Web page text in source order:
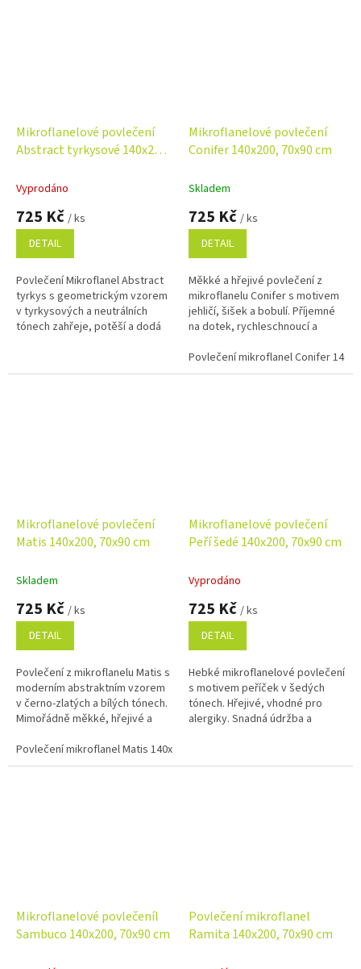
Mikroflanelové povlečení
Abstract tyrkysové 140x200,
Vyprodáno
725 Kč / ks
DETAIL
Povlečení Mikroflanel Abstract
tyrkys s geometrickým vzorem
v tyrkysových a neutrálních
tónech zahřeje, potěší a dodá
Mikroflanelové povlečení
Conifer 140x200, 70x90 cm
Skladem
725 Kč / ks
DETAIL
Měkké a hřejivé povlečení z
mikroflanelu Conifer s motivem
jehličí, šišek a bobulí. Příjemné
na dotek, rychleschnoucí a
zimního období.
Povlečení mikroflanel Conifer
Mikroflanelové povlečení
Matis 140x200, 70x90 cm
Skladem
725 Kč / ks
DETAIL
Povlečení z mikroflanelu Matis s
moderním abstraktním vzorem
v černo‑zlatých a bílých tónech.
Mimořádně měkké, hřejivé a
Rychleschnoucí materiál
vhodný...
Povlečení mikroflanel Matis 140x200, 70x90 cm
Mikroflanelové povlečení
Peří šedé 140x200, 70x90 cm
Vyprodáno
725 Kč / ks
DETAIL
Hebké mikroflanelové povlečení
s motivem peříček v šedých
tónech. Hřejivé, vhodné pro
alergiky. Snadná údržba a
je...
Mikroflanelové povlečeníl
Sambuco 140x200, 70x90 cm
Povlečení mikroflanel
Ramita 140x200, 70x90 cm